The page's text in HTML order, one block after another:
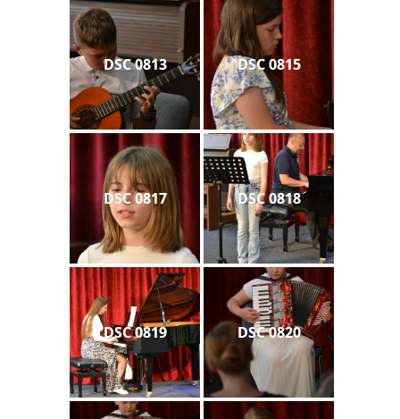
DSC 0813 DSC 0815
DSC 0817 DSC 0818
DSC 0819 DSC 0820